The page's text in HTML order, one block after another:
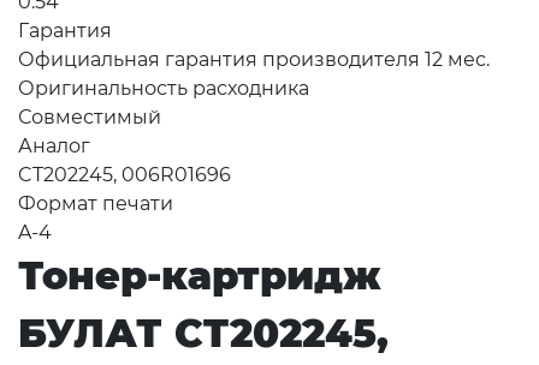
Гарантия
Официальная гарантия производителя 12 мес.
Оригинальность расходника
Совместимый
Аналог
CT202245, 006R01696
Формат печати
A-4
Тонер-картридж
БУЛАТ CT202245,